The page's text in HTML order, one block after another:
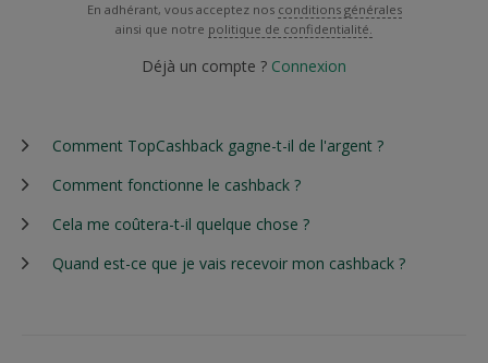
En adhérant, vous acceptez nos conditions générales
ainsi que notre politique de confidentialité.
Déjà un compte ? Connexion
Comment TopCashback gagne-t-il de l'argent ?
Comment fonctionne le cashback ?
Cela me coûtera-t-il quelque chose ?
Quand est-ce que je vais recevoir mon cashback ?